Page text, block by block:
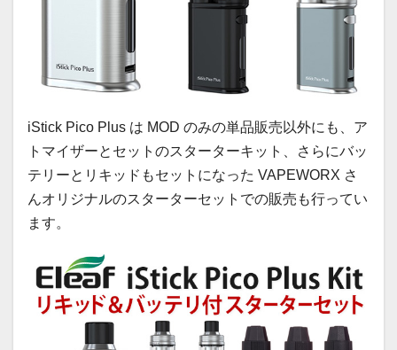
iStick Pico Plus は MOD のみの単品販売以外にも、ア
トマイザーとセットのスターターキット、さらにバッ
テリーとリキッドもセットになった VAPEWORX さ
んオリジナルのスターターセットでの販売も行ってい
ます。